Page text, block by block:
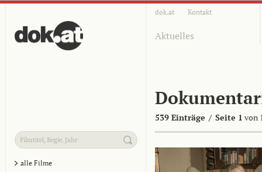
dok.at Kontakt
Aktuelles
539 Einträge / Seite 1 von
alle Filme